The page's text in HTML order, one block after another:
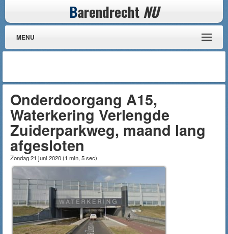
Barendrecht NU
MENU
Onderdoorgang A15,
Waterkering Verlengde
Zuiderparkweg, maand lang
afgesloten
Zondag 21 juni 2020(1 min, 5 sec)